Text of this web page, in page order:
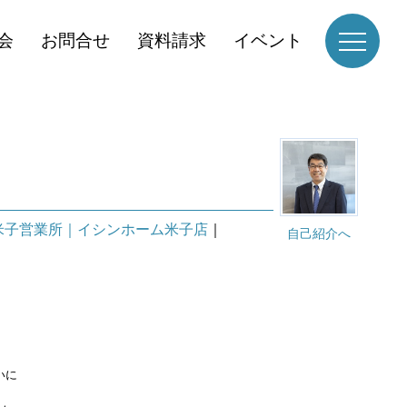
お問合せ 資料請求 イベント
自己紹介へ
子営業所｜イシンホーム米子店
に